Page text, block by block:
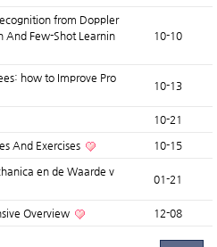
from Doppler
And Few-Shot Learnin
10-10
how to Improve Pro
10-13
10-21
And Exercises 10-15
en de Waarde v
01-21
Overview 12-08